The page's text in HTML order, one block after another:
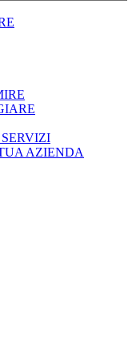
AZIENDA